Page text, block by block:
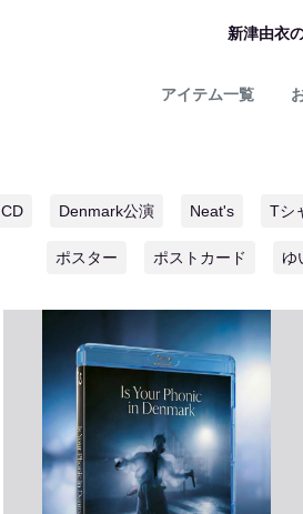
新津由衣
アイテム一覧
CD Denmark公演 Neat's Tシ
ポスター ポストカード ゆ